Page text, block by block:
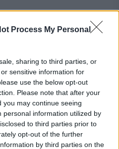
Process My Personal
sharing to third parties, or
sensitive information for
use the below opt-out
Please note that after your
may continue seeing
personal information utilized by
to third parties prior to
opt-out of the further
by third parties on the
european